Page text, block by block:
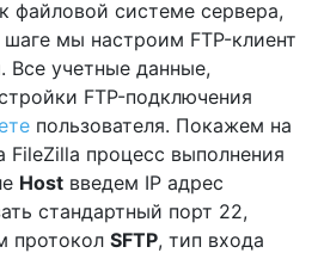
файловой системе сервера,
мы настроим FTP-клиент
Все учетные данные,
FTP-подключения
пользователя. Покажем на
FileZilla процесс выполнения
Host введем IP адрес
стандартный порт 22,
протокол SFTP, тип входа